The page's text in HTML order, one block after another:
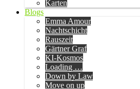
Karten
Blogs
Emma Amour
Nachtschicht
Rauszeit
Gärtner Graf
KI-Kosmos
Loading …
Down by Law
Move on up